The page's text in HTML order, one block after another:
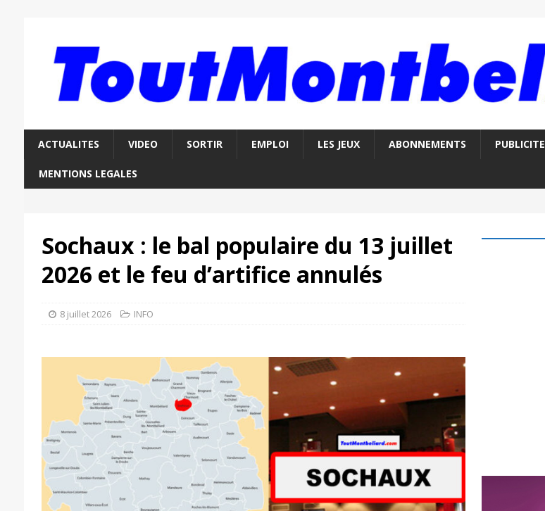
ACTUALITES VIDEO SORTIR EMPLOI LES JEUX ABONNEMENTS PUBLICITE
MENTIONS LEGALES
Sochaux : le bal populaire du 13 juillet
2026 et le feu d’artifice annulés
8 juillet 2026 INFO